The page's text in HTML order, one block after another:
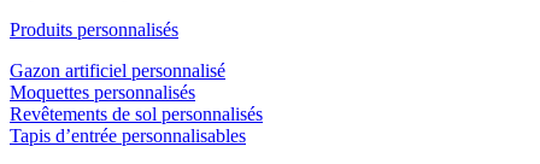
Produits personnalisés
Gazon artificiel personnalisé
Moquettes personnalisés
Revêtements de sol personnalisés
Tapis d’entrée personnalisables